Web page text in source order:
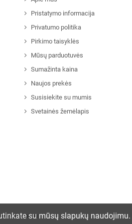
Pristatymo informacija
Privatumo politika
Pirkimo taisyklės
Mūsų parduotuvės
Sumažinta kaina
Naujos prekės
Susisiekite su mumis
Svetainės žemėlapis
su mūsų slapukų naudojimu.